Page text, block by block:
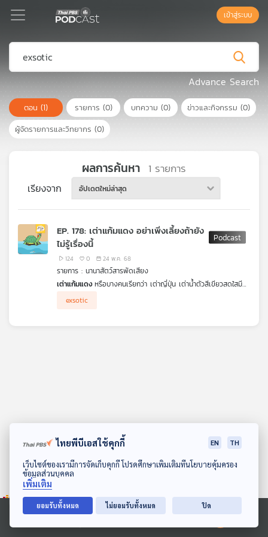
Podcast
เพล
ย์
ลิ
เพล
สต์
และ
เกี่ยว
ดาวน์โหลด Thai PBS Podcast Application
Ⓒ 2020 องค์การกระจายเสียงและแพร่ภาพสาธารณะแห่งประเทศไทย
เข้าสู่ระบบ
Advance Search
ตอน (1) รายการ (0) บทความ (0) ข่าวและกิจกรรม (0)
ผู้จัดรายการและวิทยากร (0)
ผลการค้นหา 1 รายการ
เรียงจาก อัปเดตใหม่ล่าสุด
EP. 178: เต่าแก้มแดง อย่าเพิ่งเลี้ยงถ้ายัง
ไม่รู้เรื่องนี้
124 0 24 พ.ค. 68
รายการ : นานาสัตว์สารพัดเสียง
เต่าแก้มแดงหรือบางคนเรียกว่า เต่าญี่ปุ่น เต่าน้ำตัวสีเขียวสดใสมี
กำลังตัดสินใจจะเลี้ยง ขอให้ฟังนานาสัตว์สารพัดเสียง ตอนนี้ก่อนว่า
exsotic
ไทยพีบีเอสใช้คุกกี้ EN TH
เว็บไซต์ของเรามีการจัดเก็บคุกกี้ โปรดศึกษาเพิ่มเติมที่นโยบายคุ้มครอง
ข้อมูลส่วนบุคคล
เพิ่มเติม
ยอมรับทั้งหมด ไม่ยอมรับทั้งหมด ปิด